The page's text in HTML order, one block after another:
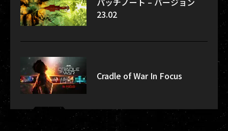
23.02
Cradle of War In Focus